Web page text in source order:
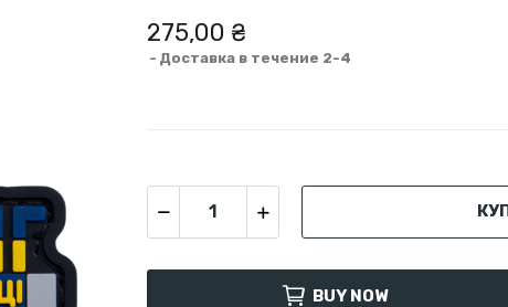
275,00 ₴
Доставка в течение 2-4
BUY NOW